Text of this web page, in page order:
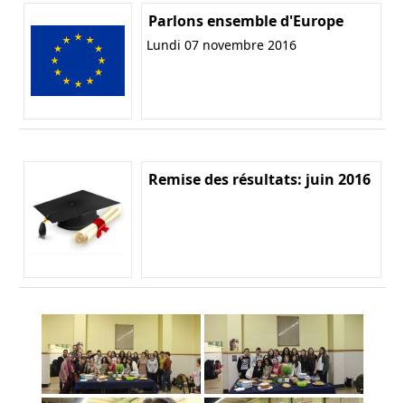
Parlons ensemble d'Europe
Lundi 07 novembre 2016
Remise des résultats: juin 2016